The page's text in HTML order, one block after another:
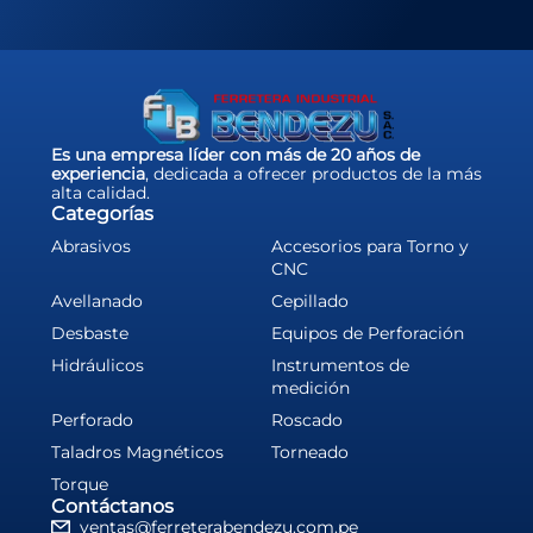
Es una empresa líder con más de 20 años de
experiencia, dedicada a ofrecer productos de la más
alta calidad.
Categorías
Abrasivos
Accesorios para Torno y
CNC
Avellanado
Cepillado
Desbaste
Equipos de Perforación
Hidráulicos
Instrumentos de
medición
Perforado
Roscado
Taladros Magnéticos
Torneado
Torque
Contáctanos
ventas@ferreterabendezu.com.pe